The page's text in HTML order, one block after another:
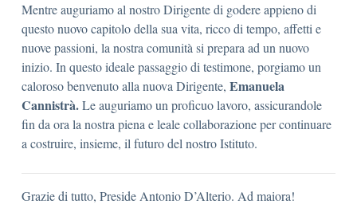
Mentre auguriamo al nostro Dirigente di godere appieno di
questo nuovo capitolo della sua vita, ricco di tempo, affetti e
nuove passioni, la nostra comunità si prepara ad un nuovo
inizio. In questo ideale passaggio di testimone, porgiamo un
caloroso benvenuto alla nuova Dirigente, Emanuela
Cannistrà.Le auguriamo un proficuo lavoro, assicurandole
fin da ora la nostra piena e leale collaborazione per continuare
a costruire, insieme, il futuro del nostro Istituto.
Grazie di tutto, Preside Antonio D’Alterio. Ad maiora!